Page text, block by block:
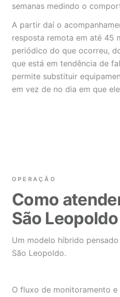
semanas medindo o
A partir daí o
resposta remota em até 45
periódico do que ocorreu,
que está em tendência de
permite substituir
em vez de no dia em que
OPERAÇÃO
Como
São Leopoldo
Um modelo híbrido
São Leopoldo.
O fluxo de monitoramento